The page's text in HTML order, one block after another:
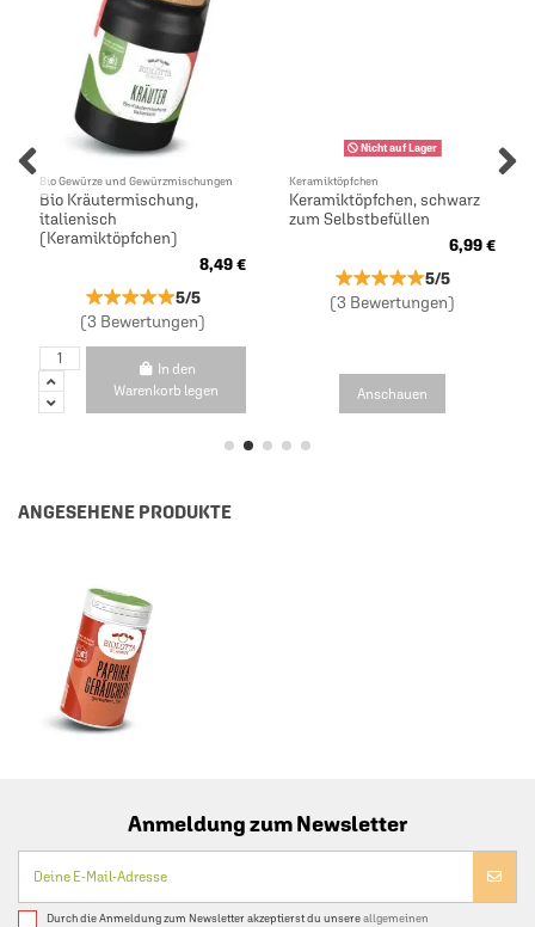
Bio Gewürze und Gewürzmischungen
Bio Kräutermischung,
italienisch
(Keramiktöpfchen)
8,49 €
★★★★★
★★★★★5/5
(3 Bewertungen)
In den
Warenkorb legen
Nicht auf Lager
Keramiktöpfchen
Keramiktöpfchen, schwarz
zum Selbstbefüllen
6,99 €
★★★★★
★★★★★5/5
(3 Bewertungen)
Anschauen
ANGESEHENE PRODUKTE
Anmeldung zum Newsletter
Durch die Anmeldung zum Newsletter akzeptierst du unsereallgemeinen